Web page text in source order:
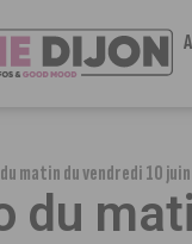
matin du vendredi 10
du